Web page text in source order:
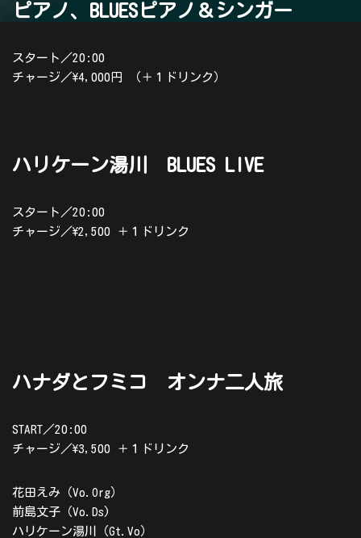
ピアノ、BLUESピアノ＆シンガー
スタート／20:00
チャージ／\4,000円 （＋１ドリンク）
ハリケーン湯川 BLUES LIVE
スタート／20:00
チャージ／\2,500 ＋１ドリンク
ハナダとフミコ オンナ二人旅
START／20:00
チャージ／\3,500 ＋１ドリンク
花田えみ（Vo.Org）
前島文子（Vo.Ds)
ハリケーン湯川（Gt.Vo）